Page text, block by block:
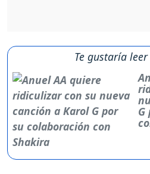
Te gustaría
G